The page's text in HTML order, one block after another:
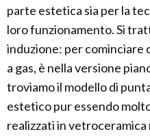
parte estetica sia per la
loro funzionamento. Si
induzione: per cominciare
a gas, è nella versione
troviamo il modello di
estetico pur essendo
realizzati in